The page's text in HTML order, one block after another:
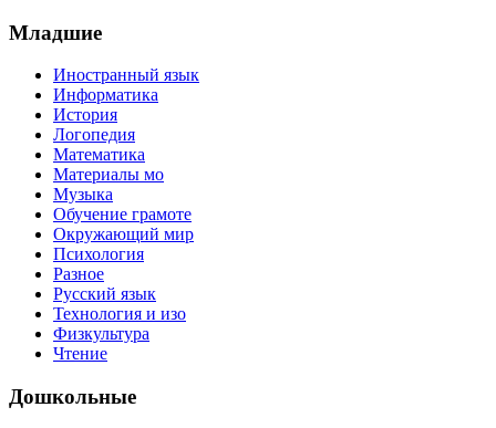
Младшие
Иностранный язык
Информатика
История
Логопедия
Математика
Материалы мо
Музыка
Обучение грамоте
Окружающий мир
Психология
Разное
Русский язык
Технология и изо
Физкультура
Чтение
Дошкольные